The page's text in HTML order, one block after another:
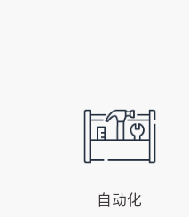
自动化